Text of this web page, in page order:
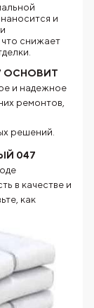
и
снижает
ОСНОВИТ
и надежное
ремонтов,
решений.
047
в качестве и
как